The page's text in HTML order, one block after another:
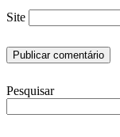
Site
Pesquisar